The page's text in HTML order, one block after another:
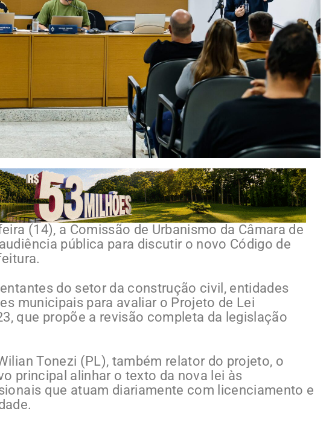
(14), a Comissão de Urbanismo da Câmara de
pública para discutir o novo Código de
do setor da construção civil, entidades
municipais para avaliar o Projeto de Lei
que propõe a revisão completa da legislação
Tonezi (PL), também relator do projeto, o
principal alinhar o texto da nova lei às
que atuam diariamente com licenciamento e